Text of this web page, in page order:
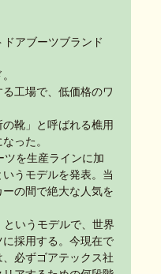
アブーツブランド
工場で、低価格のワ
靴」と呼ばれる樵用
った。
ツを生産ラインに加
うモデルを発表。当
の間で絶大な人気を
いうモデルで、世界
採用する。今現在で
必ずゴアテックス社